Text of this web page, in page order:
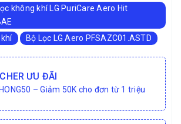
không khí LG PuriCare Aero Hit
Bộ Lọc LG Aero PFSAZC01.ASTD
ƯU ĐÃI
– Giảm 50K cho đơn từ 1 triệu